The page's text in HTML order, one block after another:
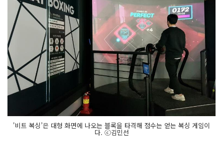
'비트 복싱’은 대형 화면에 나오는 블록을 타격해 점수는 얻는 복싱 게임이
다. ⓒ김민선